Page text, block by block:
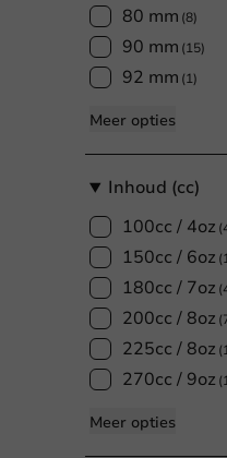
80 mm (8)
90 mm (15)
92 mm (1)
Meer opties
Inhoud (cc)
100cc / 4oz
150cc / 6oz
180cc / 7oz
200cc / 8oz
225cc / 8oz
270cc / 9oz
Meer opties